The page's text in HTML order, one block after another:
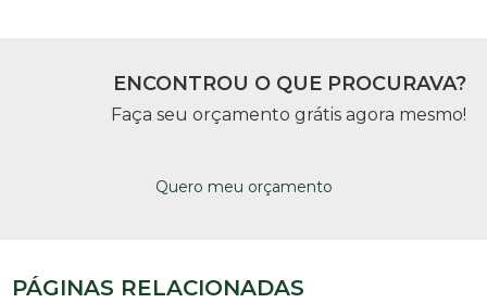
ENCONTROU O QUE PROCURAVA?
Faça seu orçamento grátis agora mesmo!
Quero meu orçamento
PÁGINAS RELACIONADAS